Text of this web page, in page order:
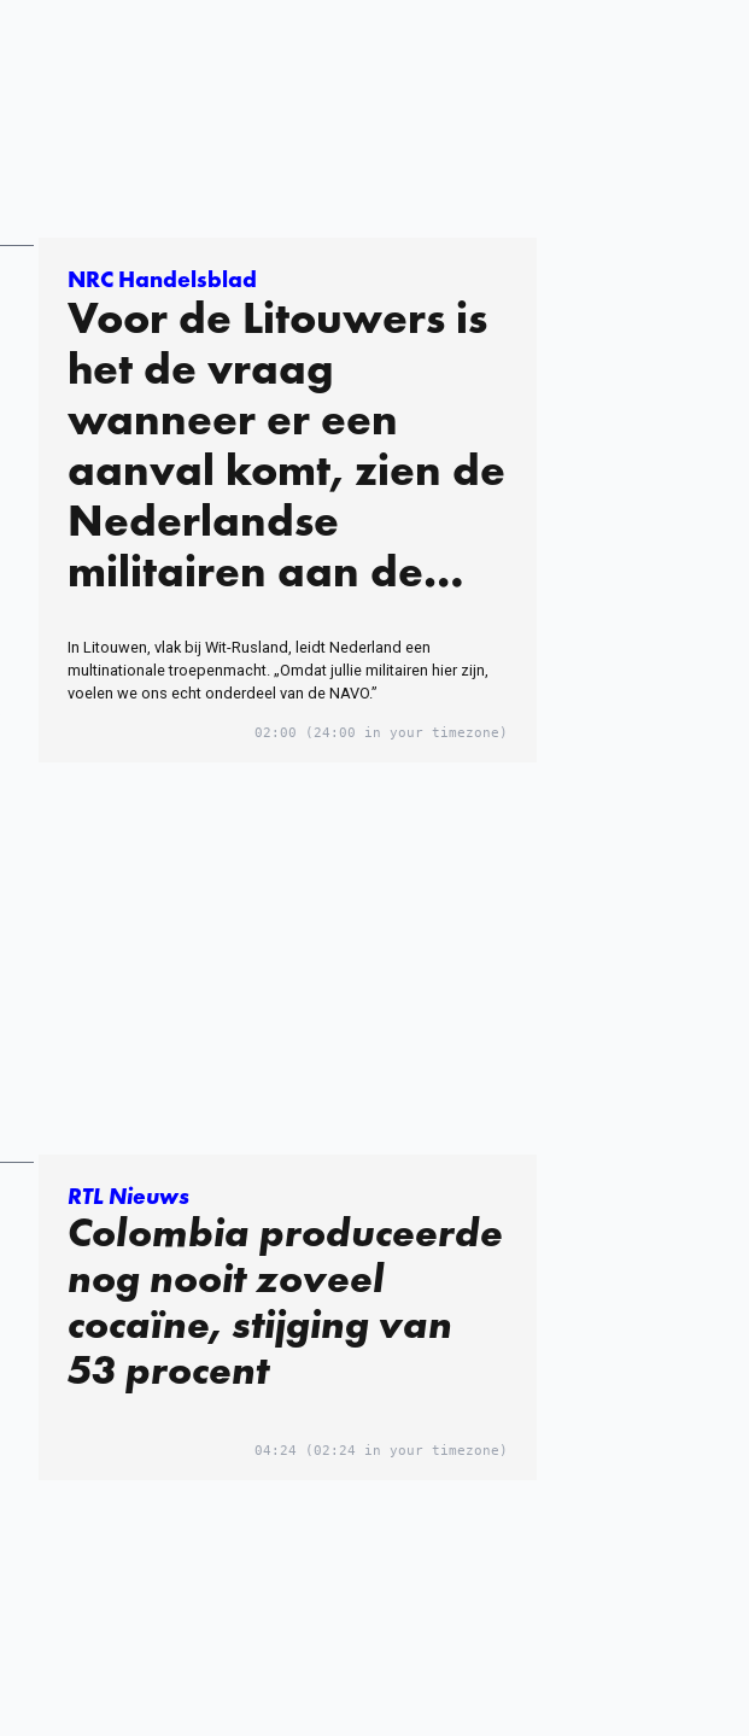
NRC Handelsblad
Voor de Litouwers is
het de vraag
wanneer er een
aanval komt, zien de
Nederlandse
militairen aan de
Litouwen
In Litouwen, vlak bij Wit-Rusland, leidt Nederland een
multinationale troepenmacht. „Omdat jullie militairen hier zijn,
voelen we ons echt onderdeel van de NAVO.”
02:00 (24:00 in your timezone)
RTL Nieuws
Colombia produceerde
nog nooit zoveel
cocaïne, stijging van
53 procent
04:24 (02:24 in your timezone)